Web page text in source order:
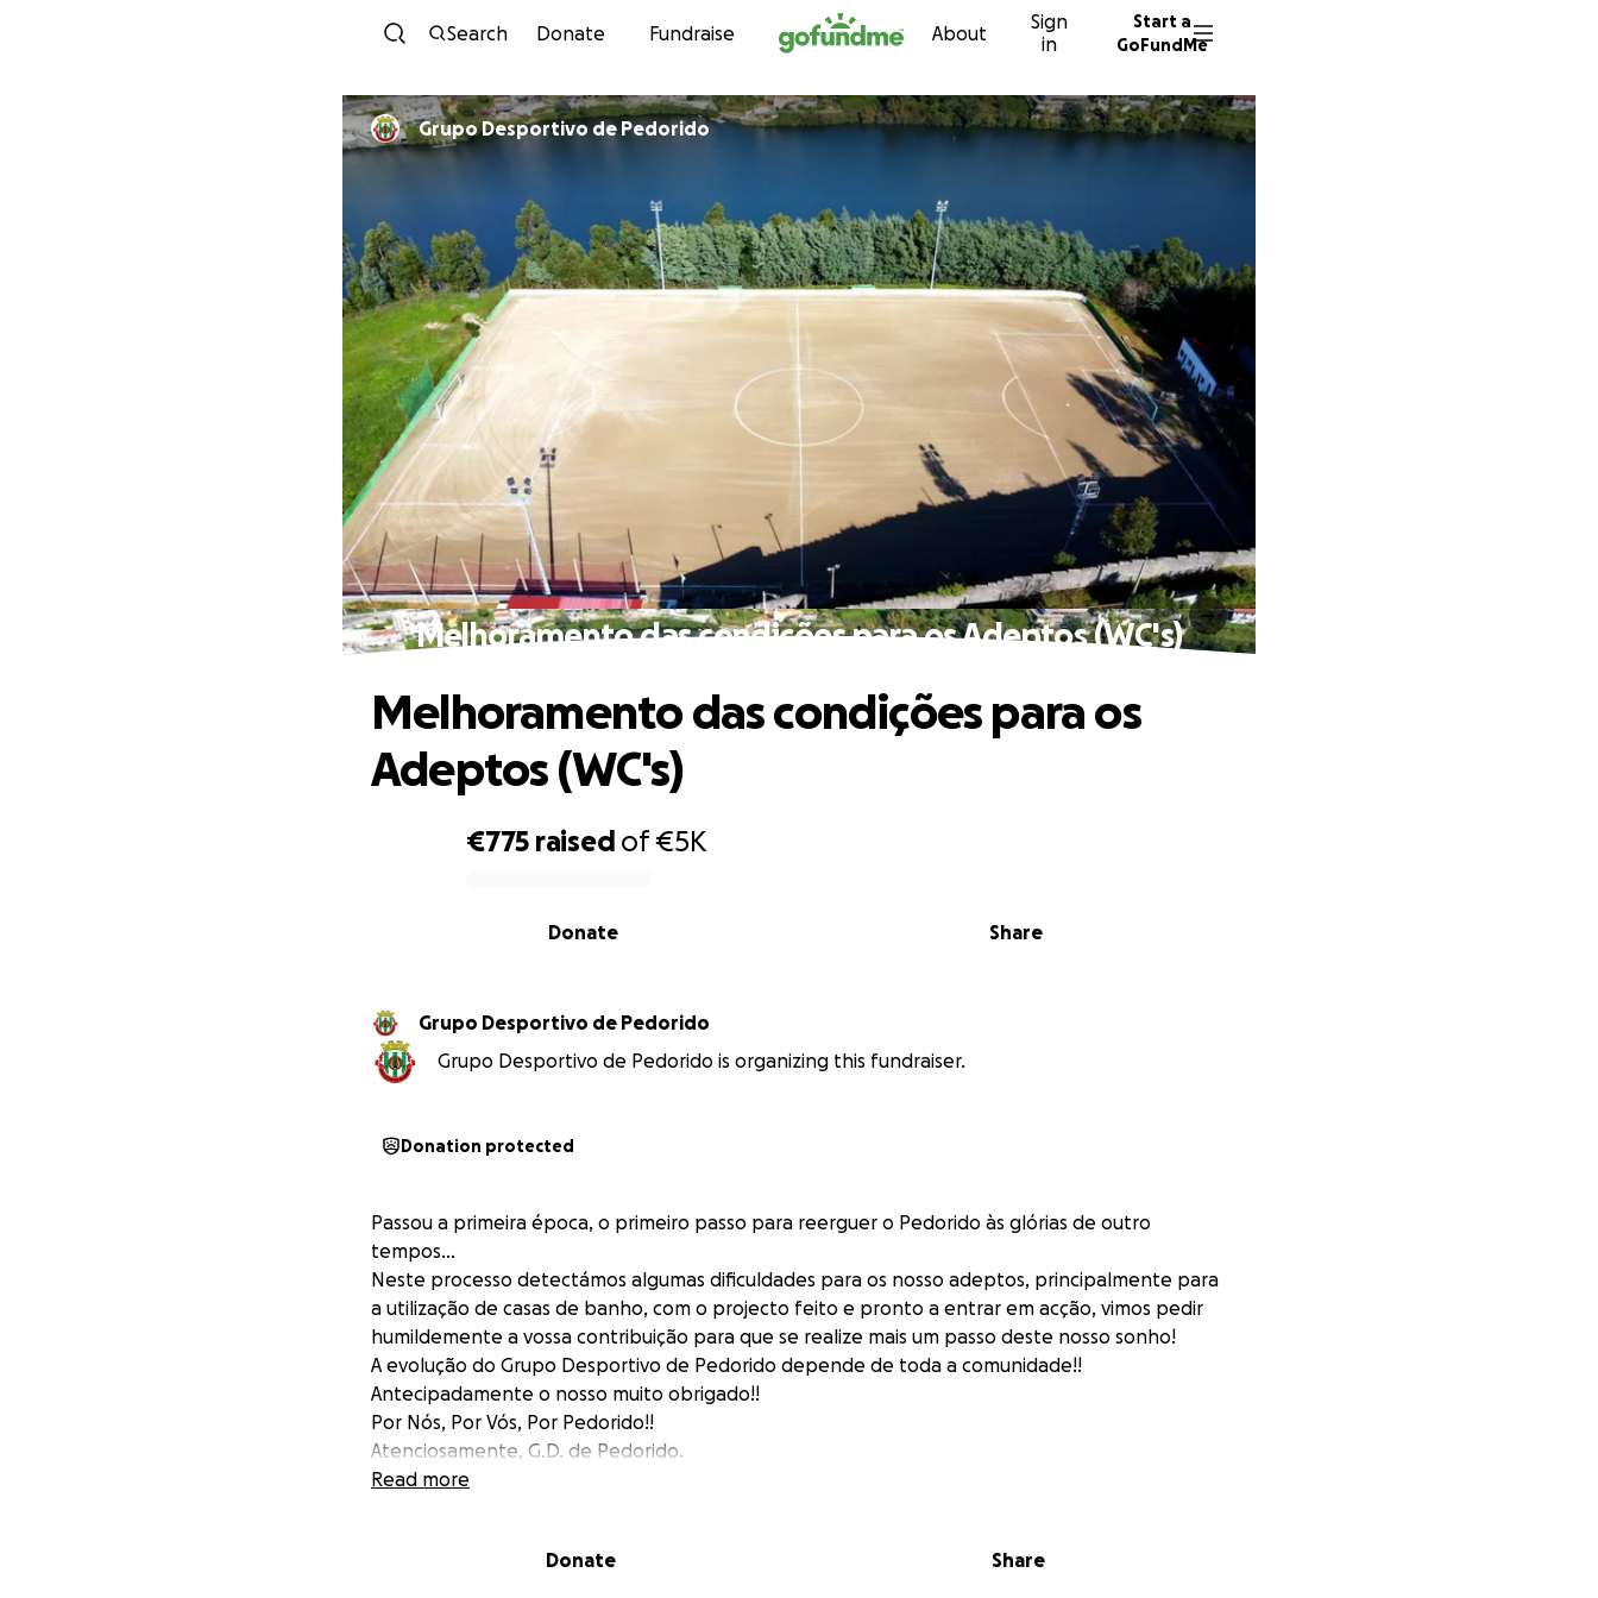
Skip to content
Search Donate Fundraise About
Sign
in
Start a
GoFundMe
Grupo Desportivo de Pedorido
Melhoramento das condições para os Adeptos (WC's)
€775 raised of€5K
Share
Donate
Melhoramento das condições para os
Adeptos (WC's)
Grupo Desportivo de Pedorido
Grupo Desportivo de Pedorido is organizing this fundraiser.
Donation protected
Passou a primeira época, o primeiro passo para reerguer o Pedorido às glórias de outro
tempos...
Neste processo detectámos algumas dificuldades para os nosso adeptos, principalmente para
a utilização de casas de banho, com o projecto feito e pronto a entrar em acção, vimos pedir
humildemente a vossa contribuição para que se realize mais um passo deste nosso sonho!
A evolução do Grupo Desportivo de Pedorido depende de toda a comunidade!!
Antecipadamente o nosso muito obrigado!!
Por Nós, Por Vós, Por Pedorido!!
Atenciosamente, G.D. de Pedorido.
Read more
Donate Share